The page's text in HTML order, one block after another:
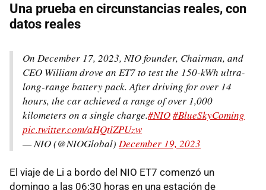
Una prueba en circunstancias reales, con
datos reales
On December 17, 2023, NIO founder, Chairman, and
CEO William drove an ET7 to test the 150-kWh ultra-
long-range battery pack. After driving for over 14
hours, the car achieved a range of over 1,000
kilometers on a single charge.#NIO#BlueSkyComing
pic.twitter.com/aHQtlZPUzw
— NIO (@NIOGlobal) December 19, 2023
El viaje de Li a bordo del NIO ET7 comenzó un
domingo a las 06:30 horas en una estación de